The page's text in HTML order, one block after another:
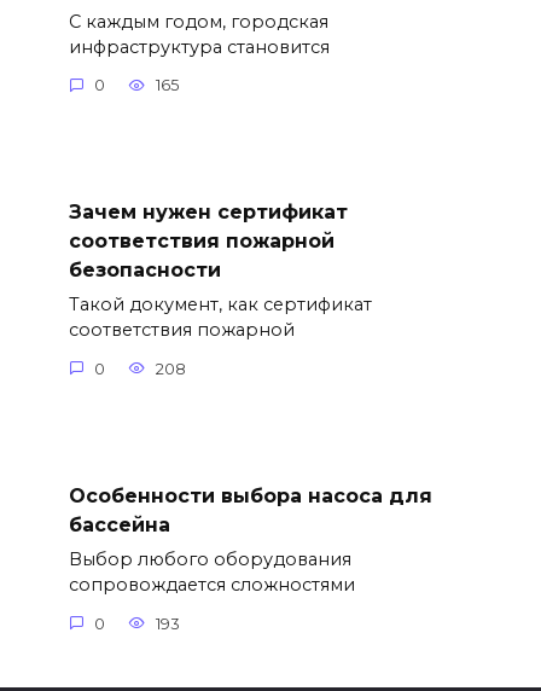
С каждым годом, городская
инфраструктура становится
0 165
Зачем нужен сертификат
соответствия пожарной
безопасности
Такой документ, как сертификат
соответствия пожарной
0 208
Особенности выбора насоса для
бассейна
Выбор любого оборудования
сопровождается сложностями
0 193